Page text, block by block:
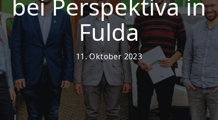
bei Perspektiva in
Fulda
11. Oktober 2023